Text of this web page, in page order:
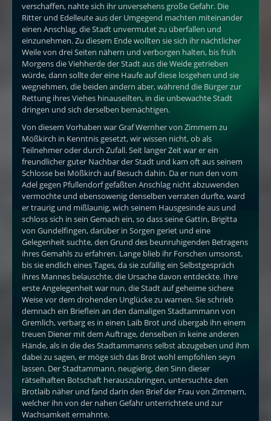
verschaffen, nahte sich ihr unversehens große Gefahr. Die
Ritter und Edelleute aus der Umgegend machten miteinander
einen Anschlag, die Stadt unvermutet zu überfallen und
einzunehmen. Zu diesem Ende wollten sie sich ihr nächtlicher
Weile von drei Seiten nähern und verborgen halten, bis früh
Morgens die Viehherde der Stadt aus die Weide getrieben
würde, dann sollte der eine Haufe auf diese losgehen und sie
wegnehmen, die beiden andern aber, während die Bürger zur
Rettung ihres Viehes hinauseilten, in die unbewachte Stadt
dringen und sich derselben bemächtigen.
Von diesem Vorhaben war Graf Wernher von Zimmern zu
Mößkirch in Kenntnis gesetzt, wir wissen nicht, ob als
Teilnehmer oder durch Zufall. Seit langer Zeit war er ein
freundlicher guter Nachbar der Stadt und kam oft aus seinem
Schlosse bei Mößkirch auf Besuch dahin. Da er nun den vom
Adel gegen Pfullendorf gefaßten Anschlag nicht abzuwenden
vermochte und ebensowenig denselben verraten durfte, ward
er traurig und mißlaunig, wich seinem Hausgesinde aus und
schloss sich in sein Gemach ein, so dass seine Gattin, Brigitta
von Gundelfingen, darüber in Sorgen geriet und eine
Gelegenheit suchte, den Grund des beunruhigenden Betragens
ihres Gemahls zu erfahren. Lange blieb ihr Forschen umsonst,
bis sie endlich eines Tages, da sie zufällig ein Selbstgespräch
ihres Mannes belauschte, die Ursache davon entdeckte. Ihre
erste Angelegenheit war nun, die Stadt auf geheime sichere
Weise vor dem drohenden Unglücke zu warnen. Sie schrieb
demnach ein Brieflein an den damaligen Stadtammann von
Gremlich, verbarg es in einen Laib Brot und übergab ihn einem
treuen Diener mit dem Auftrage, denselben in keine anderen
Hände, als in die des Stadtammanns selbst abzugeben und ihm
dabei zu sagen, er möge sich das Brot wohl empfohlen seyn
lassen. Der Stadtammann, neugierig, den Sinn dieser
rätselhaften Botschaft herauszubringen, untersuchte den
Brotlaib näher und fand darin den Brief der Frau von Zimmern,
welcher ihn von der nahen Gefahr unterrichtete und zur
Wachsamkeit ermahnte.